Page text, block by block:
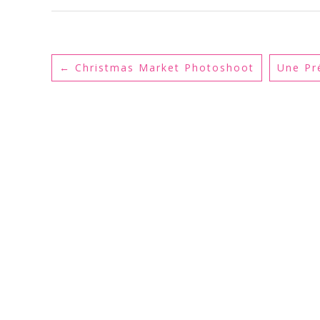
← Christmas Market Photoshoot Une